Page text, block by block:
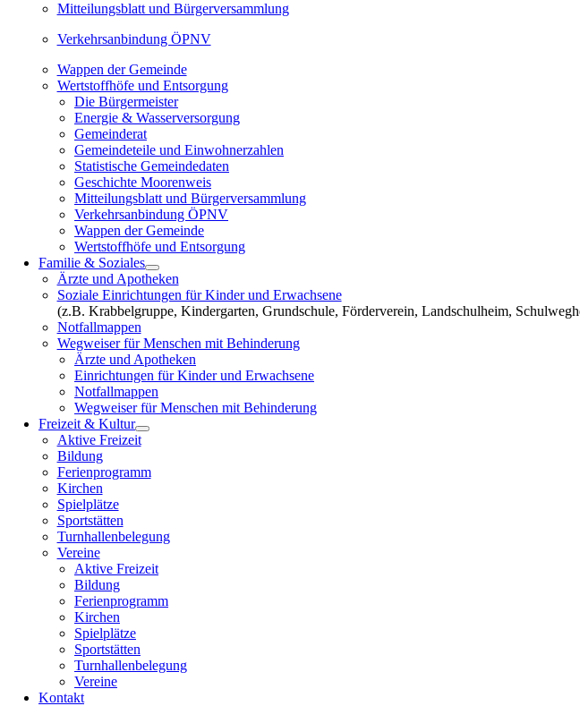
Mitteilungsblatt und Bürgerversammlung
Verkehrsanbindung ÖPNV
Wappen der Gemeinde
Wertstoffhöfe und Entsorgung
Die Bürgermeister
Energie & Wasserversorgung
Gemeinderat
Gemeindeteile und Einwohnerzahlen
Statistische Gemeindedaten
Geschichte Moorenweis
Mitteilungsblatt und Bürgerversammlung
Verkehrsanbindung ÖPNV
Wappen der Gemeinde
Wertstoffhöfe und Entsorgung
Familie & Soziales
Ärzte und Apotheken
Soziale Einrichtungen für Kinder und Erwachsene
(z.B. Krabbelgruppe, Kindergarten, Grundschule, Förderverein, Landschulheim,
Notfallmappen
Wegweiser für Menschen mit Behinderung
Ärzte und Apotheken
Einrichtungen für Kinder und Erwachsene
Notfallmappen
Wegweiser für Menschen mit Behinderung
Freizeit & Kultur
Aktive Freizeit
Bildung
Ferienprogramm
Kirchen
Spielplätze
Sportstätten
Turnhallenbelegung
Vereine
Aktive Freizeit
Bildung
Ferienprogramm
Kirchen
Spielplätze
Sportstätten
Turnhallenbelegung
Vereine
Kontakt